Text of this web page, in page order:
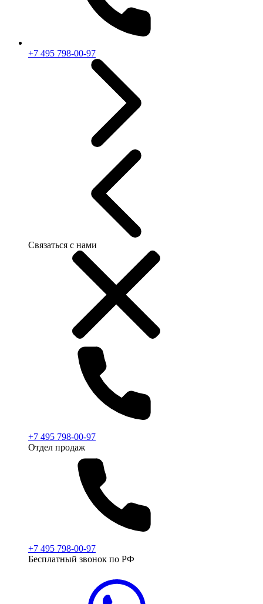
+7 495 798-00-97
Связаться с нами
+7 495 798-00-97
Отдел продаж
+7 495 798-00-97
Бесплатный звонок по РФ